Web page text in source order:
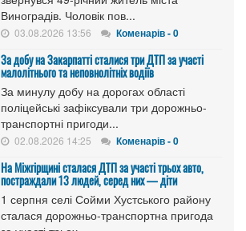
Виноградів. Чоловік пов...
03.08.2026 13:56 Коменарів - 0
За добу на Закарпатті сталися три ДТП за участі
малолітнього та неповнолітніх водіїв
За минулу добу на дорогах області
поліцейські зафіксували три дорожньо-
транспортні пригоди...
02.08.2026 14:25 Коменарів - 0
На Міжгірщині сталася ДТП за участі трьох авто,
постраждали 13 людей, серед них — діти
1 серпня селі Сойми Хустського району
сталася дорожньо-транспортна пригода